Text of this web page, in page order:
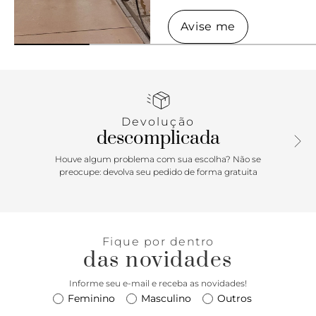
Avise me
Avise me
Devolução
descomplicada
Houve algum problema com sua escolha? Não se
preocupe: devolva seu pedido de forma gratuita
Fique por dentro
das novidades
Informe seu e-mail e receba as novidades!
Feminino Masculino Outros